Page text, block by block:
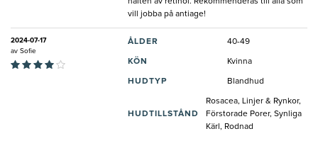
halten av retinol. Rekommenderas till alla som
vill jobba på antiage!
2024-07-17
av Sofie
ÅLDER 40-49
KÖN Kvinna
HUDTYP Blandhud
HUDTILLSTÅND
Rosacea, Linjer & Rynkor,
Förstorade Porer, Synliga
Kärl, Rodnad